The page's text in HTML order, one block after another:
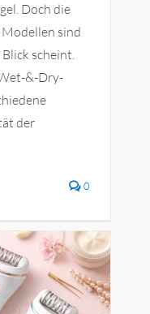
Doch die
sind
Blick scheint.
&-Dry-
der
0